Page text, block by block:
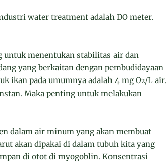
water treatment adalah DO meter.
untuk menentukan stabilitas air dan
yang berkaitan dengan pembudidayaan
ikan pada umumnya adalah 4 mg O2/L air.
Maka penting untuk melakukan
dalam air minum yang akan membuat
akan dipakai di dalam tubuh kita yang
di otot di myogoblin. Konsentrasi